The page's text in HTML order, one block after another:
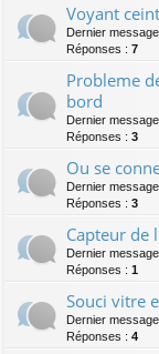
Voyant
Dernier
Réponses : 7
Probleme
bord
Dernier
Réponses : 3
Ou se
Dernier
Réponses : 3
Capteur de
Dernier
Réponses : 1
Souci vitre
Dernier
Réponses : 4